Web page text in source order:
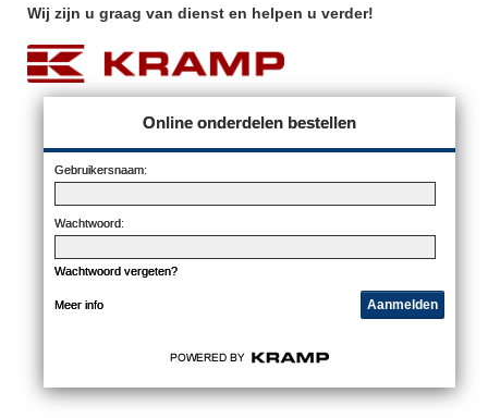
Wij zijn u graag van dienst en helpen u verder!
Online onderdelen bestellen
Gebruikersnaam:
Wachtwoord:
Wachtwoord vergeten?
Meer info